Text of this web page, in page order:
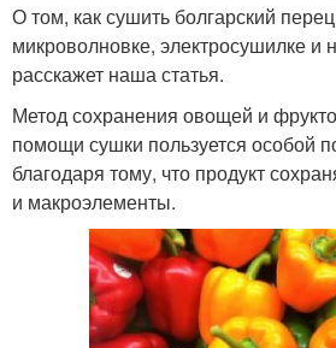
О том, как сушить болгарский
микроволновке, электросушилке и
расскажет наша статья.
Метод сохранения овощей и
помощи сушки пользуется особой
благодаря тому, что продукт
и макроэлементы.